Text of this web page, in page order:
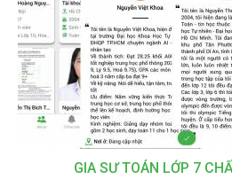
GIA SƯ TOÁN LỚP 7